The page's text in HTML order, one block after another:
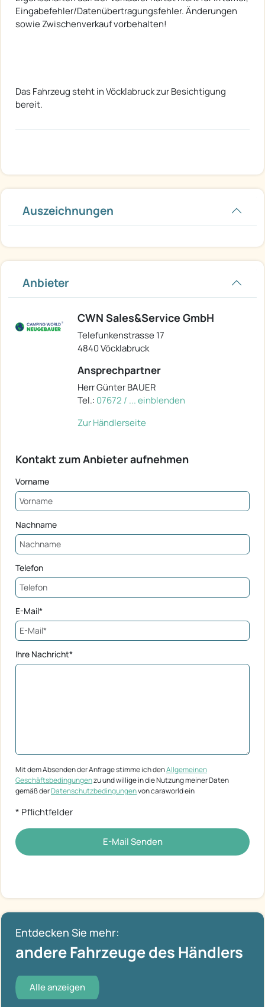
Eingabefehler/Datenübertragungsfehler. Änderungen
sowie Zwischenverkauf vorbehalten!
Das Fahrzeug steht in Vöcklabruck zur Besichtigung
bereit.
Auszeichnungen
Anbieter
CWN Sales&Service GmbH
Telefunkenstrasse 17
4840 Vöcklabruck
Ansprechpartner
Herr Günter BAUER
Tel.: 07672 / ... einblenden
Zur Händlerseite
Kontakt zum Anbieter aufnehmen
Vorname
Nachname
Telefon
E-Mail*
Ihre Nachricht*
Mit dem Absenden der Anfrage stimme ich denAllgemeinen
Geschäftsbedingungenzu und willige in die Nutzung meiner Daten
gemäß derDatenschutzbedingungenvon caraworld ein
* Pflichtfelder
E-Mail Senden
Entdecken Sie mehr:
andere Fahrzeuge des Händlers
Alle anzeigen